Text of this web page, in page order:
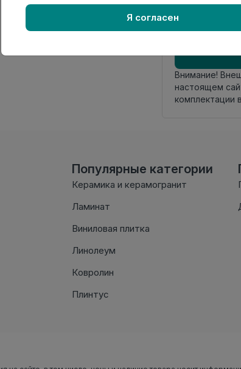
комплекта
Осталось1
Внимание!
настоящем
комплектации
Популярные категории
Керамика и керамогранит
Ламинат
Виниловая плитка
Линолеум
Ковролин
Плинтус
Я согласен